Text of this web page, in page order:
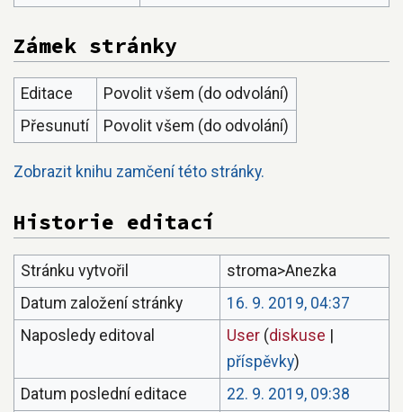
Zámek stránky
Editace
Povolit všem (do odvolání)
Přesunutí
Povolit všem (do odvolání)
Zobrazit knihu zamčení této stránky.
Historie editací
Stránku vytvořil
stroma>Anezka
Datum založení stránky
16. 9. 2019, 04:37
Naposledy editoval
User (diskuse |
příspěvky)
Datum poslední editace
22. 9. 2019, 09:38